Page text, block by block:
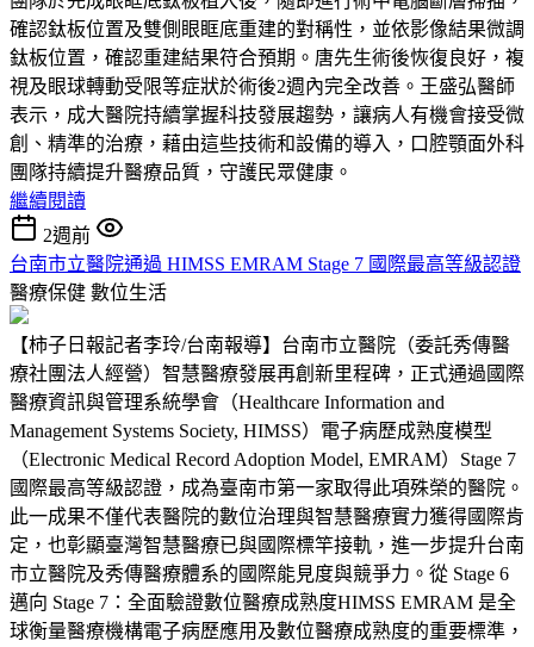
確認鈦板位置及雙側眼眶底重建的對稱性，並依影像結果微調
鈦板位置，確認重建結果符合預期。唐先生術後恢復良好，複
視及眼球轉動受限等症狀於術後2週內完全改善。王盛弘醫師
表示，成大醫院持續掌握科技發展趨勢，讓病人有機會接受微
創、精準的治療，藉由這些技術和設備的導入，口腔顎面外科
團隊持續提升醫療品質，守護民眾健康。
繼續閱讀
2週前
台南市立醫院通過 HIMSS EMRAM Stage 7 國際最高等級認證
醫療保健 數位生活
【柿子日報記者李玲/台南報導】台南市立醫院（委託秀傳醫
療社團法人經營）智慧醫療發展再創新里程碑，正式通過國際
醫療資訊與管理系統學會（Healthcare Information and
Management Systems Society, HIMSS）電子病歷成熟度模型
（Electronic Medical Record Adoption Model, EMRAM）Stage 7
國際最高等級認證，成為臺南市第一家取得此項殊榮的醫院。
此一成果不僅代表醫院的數位治理與智慧醫療實力獲得國際肯
定，也彰顯臺灣智慧醫療已與國際標竿接軌，進一步提升台南
市立醫院及秀傳醫療體系的國際能見度與競爭力。從 Stage 6
邁向 Stage 7：全面驗證數位醫療成熟度HIMSS EMRAM 是全
球衡量醫療機構電子病歷應用及數位醫療成熟度的重要標準，